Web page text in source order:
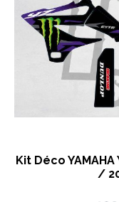
Kit Déco
/